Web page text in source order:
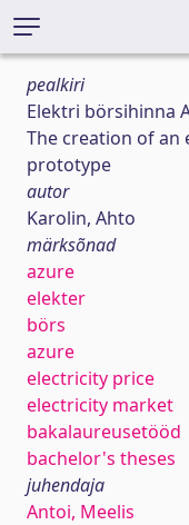
pealkiri
Elektri börsihinna
The creation of an
prototype
autor
Karolin, Ahto
märksõnad
azure
elekter
börs
azure
electricity price
electricity market
bakalaureusetööd
bachelor's theses
juhendaja
Antoi, Meelis